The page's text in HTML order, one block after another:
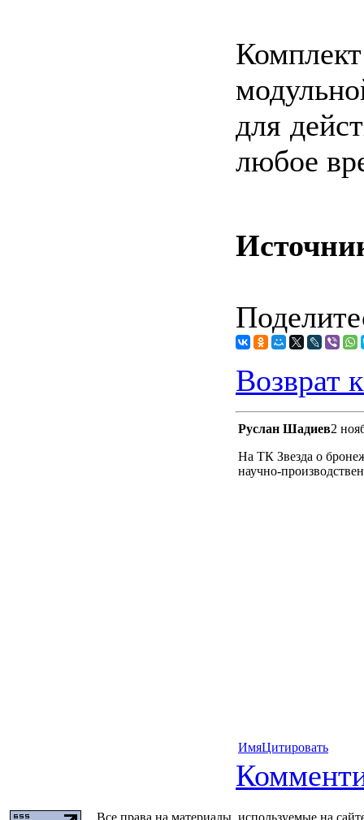
для
любое
Возврат
Руслан Шадиев2
На ТК Звезда о
научно-
ИмяЦитировать
Все права на материалы, используемые на